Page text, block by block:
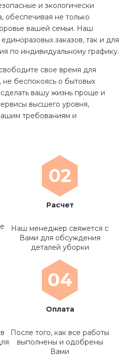
и экологически
обеспечивая не только
вашей семьи. Наш
заказов, так и для
по индивидуальному графику.
свое время для
беспокоясь о бытовых
вашу жизнь проще и
высшего уровня,
требованиям и
02
Расчет
Наш менеджер свяжется с
Вами для обсуждения
деталей уборки
04
Оплата
После того, как все работы
выполнены и одобрены
Вами